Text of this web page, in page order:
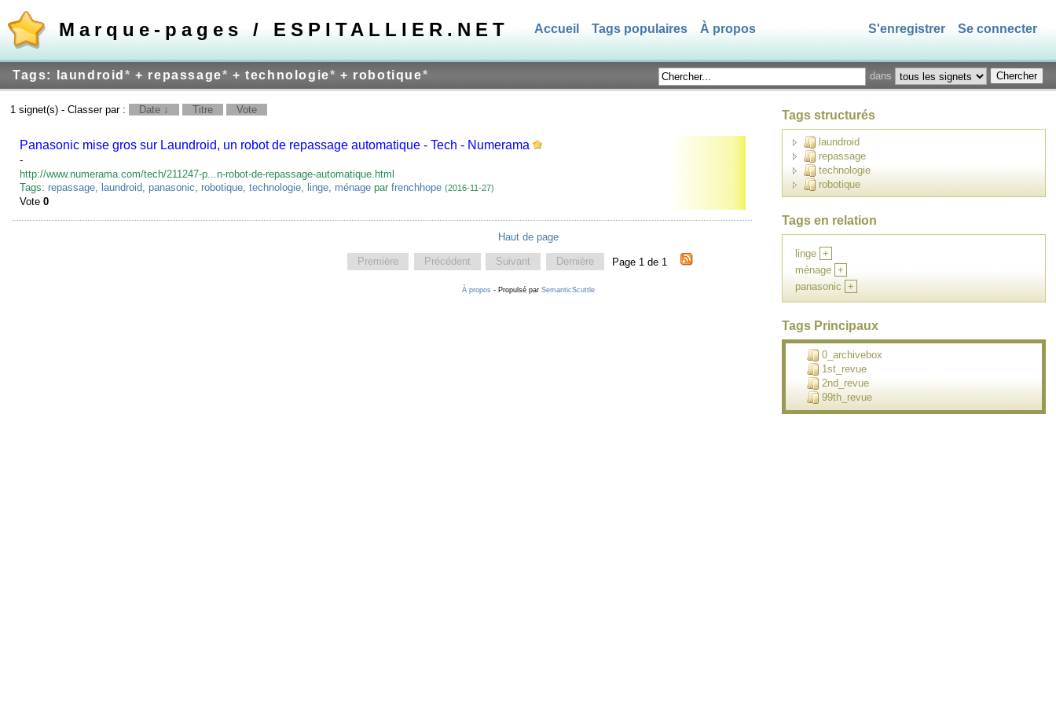
Marque-pages / ESPITALLIER.NET Accueil Tags populaires À propos Se connecter
S'enregistrer
Tags: laundroid * + repassage* + technologie* + robotique* dans
1 signet(s) - Classer par : Date ↓ Titre Vote
Panasonic mise gros sur Laundroid, un robot de repassage automatique - Tech - Numerama
-
http://www.numerama.com/tech/211247-p...n-robot-de-repassage-automatique.html
Tags:repassage, laundroid,panasonic,robotique,technologie, linge, ménage parfrenchhope (2016-11-27)
Vote0
Haut de page
Première Précédent Suivant Dernière Page 1 de 1
Tags structurés
laundroid
repassage
technologie
robotique
Tags en relation
linge +
ménage +
panasonic +
Tags Principaux
0_archivebox
1st_revue
2nd_revue
99th_revue
À propos - Propulsé par SemanticScuttle